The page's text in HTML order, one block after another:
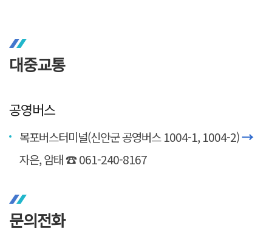
대중교통
공영버스
목포버스터미널(신안군 공영버스 1004-1, 1004-2)→
자은, 암태 ☎ 061-240-8167
문의전화